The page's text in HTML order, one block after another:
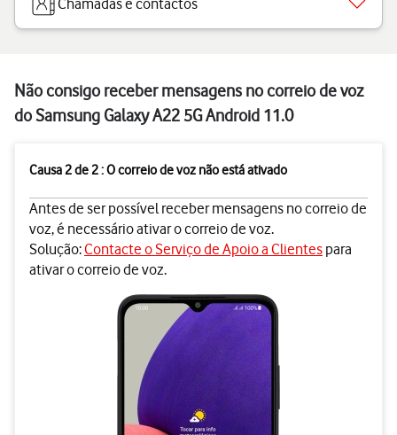
Chamadas e contactos
Não consigo receber mensagens no correio de voz
do Samsung Galaxy A22 5G Android 11.0
Causa 2 de 2 : O correio de voz não está ativado
Antes de ser possível receber mensagens no correio de
voz, é necessário ativar o correio de voz.
Solução:Contacte o Serviço de Apoio a Clientes para
ativar o correio de voz.